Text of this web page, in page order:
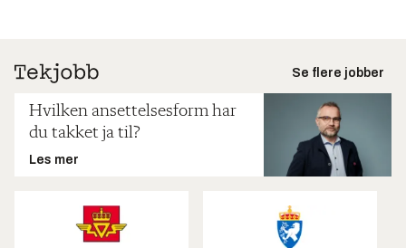
Se flere jobber
Hvilken ansettelsesform har
du takket ja til?
Les mer